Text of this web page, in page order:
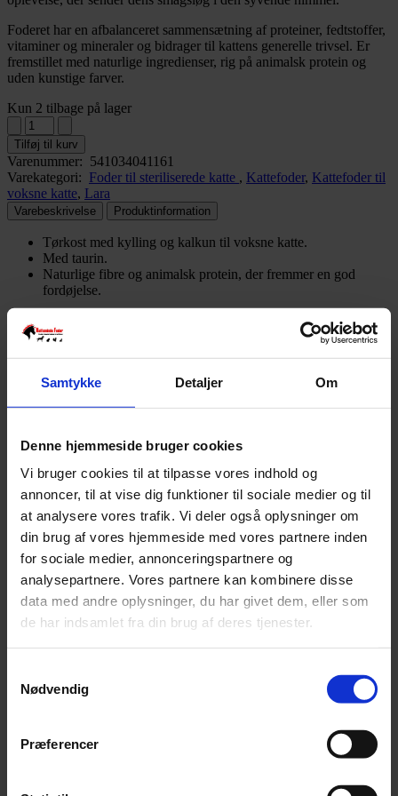
Samtykke Detaljer Om
Denne hjemmeside bruger cookies
Vi bruger cookies til at tilpasse vores indhold og
annoncer, til at vise dig funktioner til sociale medier og til
at analysere vores trafik. Vi deler også oplysninger om
din brug af vores hjemmeside med vores partnere inden
for sociale medier, annonceringspartnere og
analysepartnere. Vores partnere kan kombinere disse
data med andre oplysninger, du har givet dem, eller som
de har indsamlet fra din brug af deres tjenester.
Nødvendig
Præferencer
Foderet har en afbalanceret sammensætning af proteiner, fedtstoffer,
vitaminer og mineraler og bidrager til kattens generelle trivsel. Er
fremstillet med naturlige ingredienser, rig på animalsk protein og
uden kunstige farver.
Kun 2 tilbage på lager
Tilføj til kurv
Varenummer: 541034041161
Varekategori: Foder til steriliserede katte , Kattefoder, Kattefoder til
voksne katte, Lara
Varebeskrivelse Produktinformation
Tørkost med kylling og kalkun til voksne katte.
Med taurin.
Naturlige fibre og animalsk protein, der fremmer en god
fordøjelse.
Sammensætning:
vegetabilske biprodukter (cellulose 2%), mineraler, grøntsager, gær,
calcium 1,1%, fosfor 1,0%, taurin 0,2%.
Tilsætningsstoffer/kg:
Ernæringsmæssige tilsætningsstoffer:
A-vitamin 20.000 IE, D3-vitamin 1000 IE, E-vitamin 100 mg,
3b103 (jern) 80 mg, 3b202 (jod) 1,4 mg, 3b405 (kobber) 7 mg,
3b502 (mangan) 57 mg, 3b605 (zink) 75 mg, 3b802 (selen) 0,3 mg.
Teknologiske tilsætningsstoffer:
Sensoriske tilsætningsstoffer:
Fodervejledning: